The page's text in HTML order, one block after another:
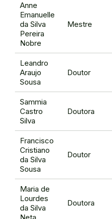
Anne
Emanuelle
da Silva
Pereira
Nobre
Mestre
Leandro
Araujo
Sousa
Doutor
Sammia
Castro
Silva
Doutora
Francisco
Cristiano
da Silva
Sousa
Doutor
Maria de
Lourdes
da Silva
Doutora